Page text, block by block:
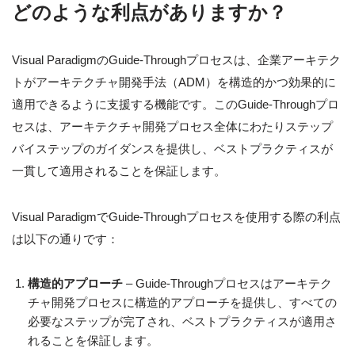
どのような利点がありますか？
Visual ParadigmのGuide-Throughプロセスは、企業アーキテク
トがアーキテクチャ開発手法（ADM）を構造的かつ効果的に
適用できるように支援する機能です。このGuide-Throughプロ
セスは、アーキテクチャ開発プロセス全体にわたりステップ
バイステップのガイダンスを提供し、ベストプラクティスが
一貫して適用されることを保証します。
Visual ParadigmでGuide-Throughプロセスを使用する際の利点
は以下の通りです：
構造的アプローチ – Guide-Throughプロセスはアーキテク
チャ開発プロセスに構造的アプローチを提供し、すべての
必要なステップが完了され、ベストプラクティスが適用さ
れることを保証します。